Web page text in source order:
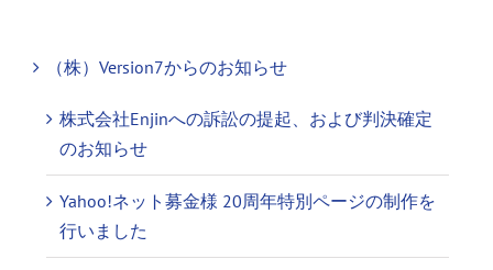
（株）Version7からのお知らせ
株式会社Enjinへの訴訟の提起、および判決確定
のお知らせ
Yahoo!ネット募金様 20周年特別ページの制作を
行いました